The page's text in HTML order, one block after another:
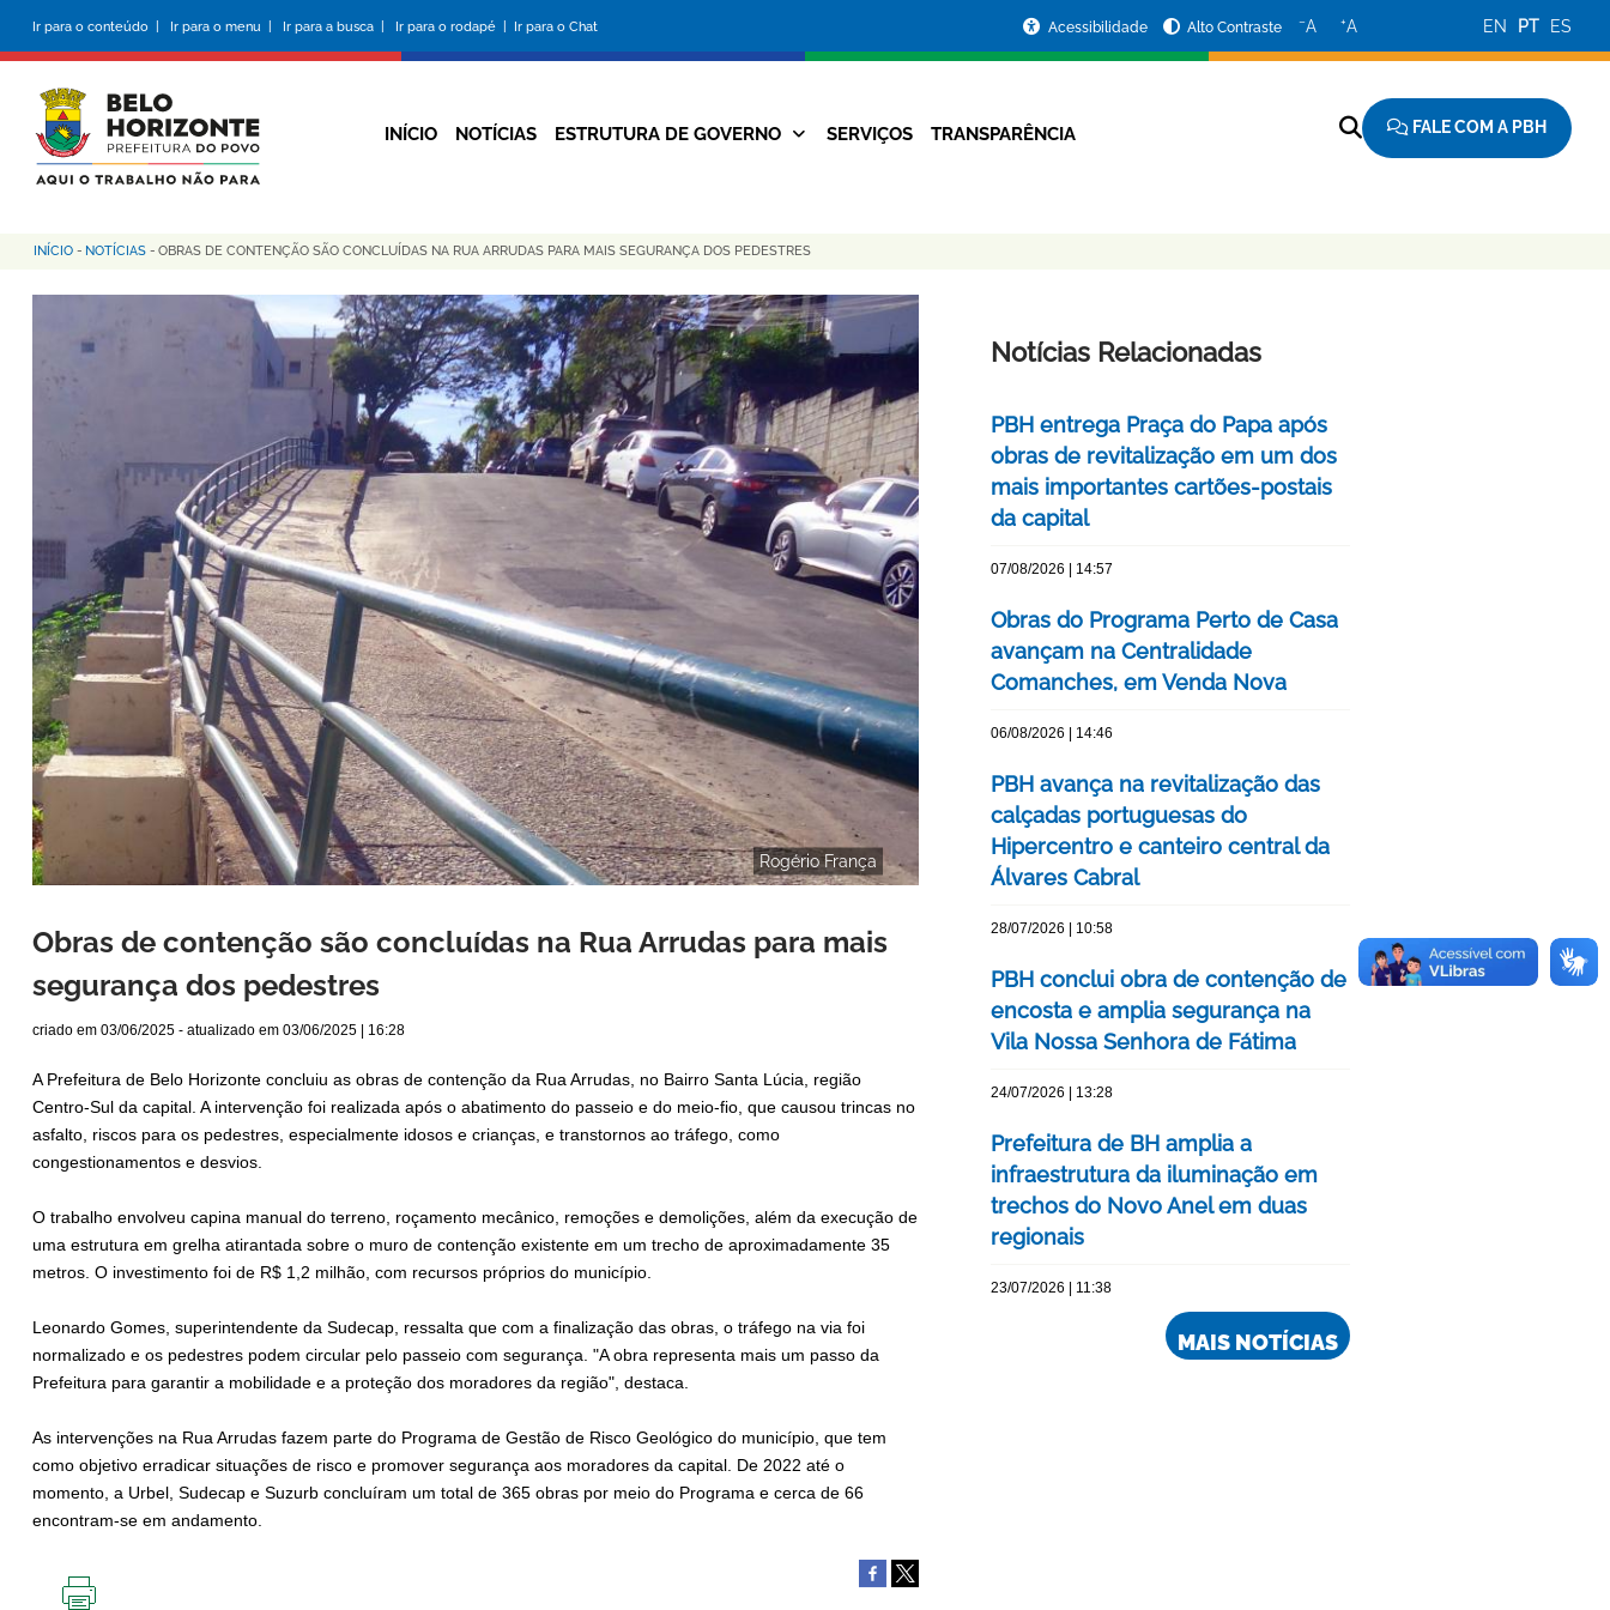
conteúdo
principal
Ir para o conteúdo | Ir para o menu | Ir para a busca | Ir para o rodapé | Ir para o Chat
da
Prefeitura
Acessibilidade Alto Contraste −A +A EN PT ES
Navegação
INÍCIO NOTÍCIAS ESTRUTURA DE GOVERNO SERVIÇOS TRANSPARÊNCIA FALE COM A PBH
Trilha
de
navegação
INÍCIO - NOTÍCIAS - OBRAS DE CONTENÇÃO SÃO CONCLUÍDAS NA RUA ARRUDAS PARA MAIS SEGURANÇA DOS PEDESTRES
Rogério França
Obras de contenção são concluídas na Rua Arrudas para mais
segurança dos pedestres
criado em 03/06/2025 - atualizado em 03/06/2025 | 16:28
A Prefeitura de Belo Horizonte concluiu as obras de contenção da Rua Arrudas, no Bairro Santa Lúcia, região
Centro-Sul da capital. A intervenção foi realizada após o abatimento do passeio e do meio-fio, que causou trincas no
asfalto, riscos para os pedestres, especialmente idosos e crianças, e transtornos ao tráfego, como
congestionamentos e desvios.
O trabalho envolveu capina manual do terreno, roçamento mecânico, remoções e demolições, além da execução de
uma estrutura em grelha atirantada sobre o muro de contenção existente em um trecho de aproximadamente 35
metros. O investimento foi de R$ 1,2 milhão, com recursos próprios do município.
Leonardo Gomes, superintendente da Sudecap, ressalta que com a finalização das obras, o tráfego na via foi
normalizado e os pedestres podem circular pelo passeio com segurança. "A obra representa mais um passo da
Prefeitura para garantir a mobilidade e a proteção dos moradores da região", destaca.
As intervenções na Rua Arrudas fazem parte do Programa de Gestão de Risco Geológico do município, que tem
como objetivo erradicar situações de risco e promover segurança aos moradores da capital. De 2022 até o
momento, a Urbel, Sudecap e Suzurb concluíram um total de 365 obras por meio do Programa e cerca de 66
encontram-se em andamento.
Notícias Relacionadas
PBH entrega Praça do Papa após
obras de revitalização em um dos
mais importantes cartões-postais
da capital
07/08/2026 | 14:57
Obras do Programa Perto de Casa
avançam na Centralidade
Comanches, em Venda Nova
06/08/2026 | 14:46
PBH avança na revitalização das
calçadas portuguesas do
Hipercentro e canteiro central da
Álvares Cabral
28/07/2026 | 10:58
PBH conclui obra de contenção de
encosta e amplia segurança na
Vila Nossa Senhora de Fátima
24/07/2026 | 13:28
Prefeitura de BH amplia a
infraestrutura da iluminação em
trechos do Novo Anel em duas
regionais
23/07/2026 | 11:38
MAIS NOTÍCIAS